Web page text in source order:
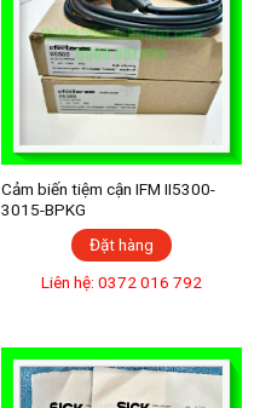
Cảm biến tiệm cận IFM II5300-
3015-BPKG
Đặt hàng
Liên hệ: 0372 016 792